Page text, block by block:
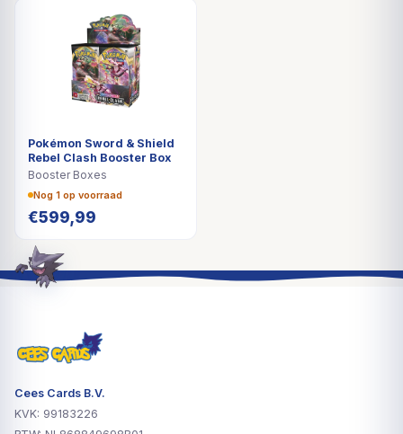
Pokémon Sword & Shield
Rebel Clash Booster Box
Booster Boxes
Nog 1 op voorraad
€599,99
Cees Cards B.V.
KVK: 99183226